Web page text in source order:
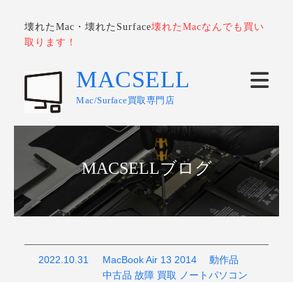
壊れたMac・壊れたSurface壊れたMacなんでも買い
取ります！
MACSELL
Mac/Surface買取専門店
MACSELLブログ
2022.10.31
MacBook Air 13 2014 動作品
中古品 故障 買取 ノートパソコン